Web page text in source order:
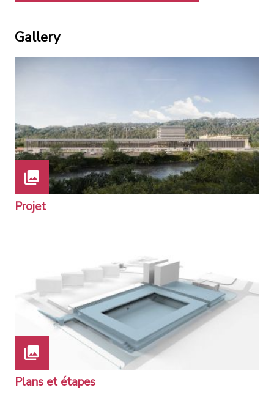
Gallery
Projet
Plans et étapes